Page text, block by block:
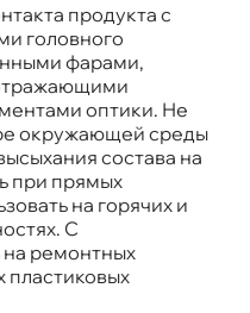
продукта с
головного
фарами,
оптики. Не
окружающей среды
состава на
при прямых
на горячих и
С
ремонтных
пластиковых